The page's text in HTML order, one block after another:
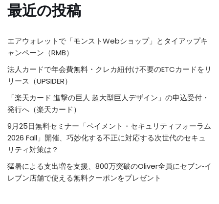
最近の投稿
エアウォレットで「モンストWebショップ」とタイアップキ
ャンペーン（RMB）
法人カードで年会費無料・クレカ紐付け不要のETCカードをリ
リース（UPSIDER）
「楽天カード 進撃の巨人 超大型巨人デザイン」の申込受付・
発行へ（楽天カード）
9月25日無料セミナー「ペイメント・セキュリティフォーラム
2026 Fall」開催、巧妙化する不正に対応する次世代のセキュ
リティ対策は？
猛暑による支出増を支援、800万突破のOliver全員にセブン‐イ
レブン店舗で使える無料クーポンをプレゼント